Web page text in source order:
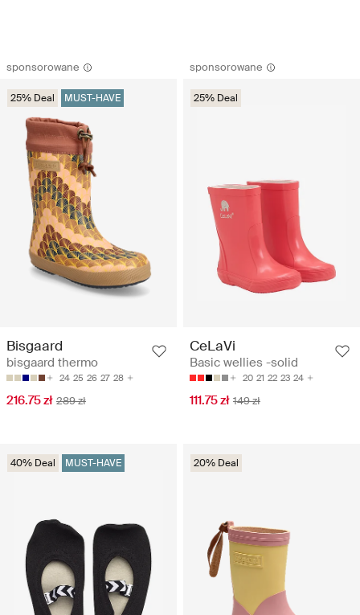
sponsorowane
25% Deal MUST-HAVE
Bisgaard
bisgaard thermo
24 25 26 27 28
216.75 zł 289 zł
sponsorowane
25% Deal
CeLaVi
Basic wellies -solid
20 21 22 23 24
111.75 zł 149 zł
40% Deal MUST-HAVE 20% Deal